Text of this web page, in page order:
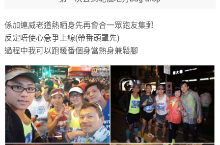
係加連威老道熱晒身先再會合一眾跑友集郵
反定唔使心急爭上線(帶番頭罩先)
過程中我可以跑暖番個身當熱身兼鬆腳